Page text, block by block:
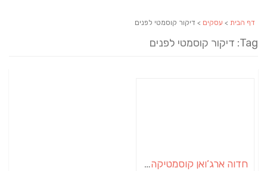
דף הבית > עסקים > דיקור קוסמטי לפנים
Tag: דיקור קוסמטי לפנים
חדוה ארג’ואן קוסמטיקה הוליסטית